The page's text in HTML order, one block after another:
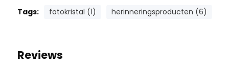
Fotokristal afgeronde hoeken
Tags: fotokristal (1) herinneringsproducten (6)
Reviews